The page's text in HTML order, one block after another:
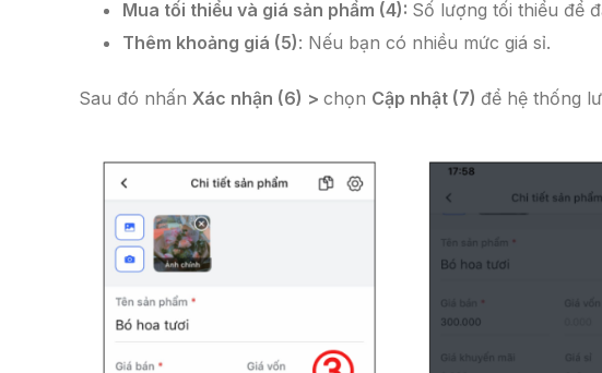
Mua tối thiểu và giá sản phẩm (4): Số lượng tối thiểu để
Thêm khoảng giá (5): Nếu bạn có nhiều mức giá sỉ.
Sau đó nhấn Xác nhận (6) > chọn Cập nhật (7) để hệ thống